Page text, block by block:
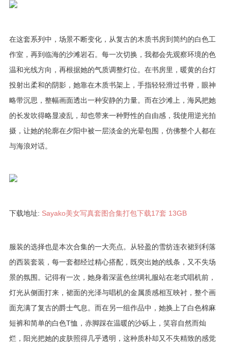
在这套系列中，场景不断变化，从复古的木质书房到简约的白色工
作室，再到临海的沙滩岩石。每一次切换，我都会先观察环境的色
温和光线方向，再根据她的气质调整灯位。在书房里，暖黄的台灯
投射出柔和的阴影，她靠在木质书架上，手指轻轻滑过书脊，眼神
略带沉思，整幅画面透出一种安静的力量。而在沙滩上，海风把她
的长发吹得略显凌乱，却也带来一种野性的自由感，我使用逆光拍
摄，让她的轮廓在夕阳中被一层淡金的光晕包围，仿佛整个人都在
与海浪对话。
下载地址: Sayako美女写真套图合集打包下载17套 13GB
服装的选择也是本次合集的一大亮点。从轻盈的雪纺连衣裙到利落
的西装套装，每一套都经过精心搭配，既突出她的线条，又不失场
景的氛围。记得有一次，她身着深蓝色丝绸礼服站在老式唱机前，
灯光从侧面打来，裙面的光泽与唱机的金属质感相互映衬，整个画
面充满了复古的爵士气息。而在另一组作品中，她换上了白色棉麻
短裤和简单的白色T恤，赤脚踩在温暖的沙砾上，笑容自然而灿
烂，阳光把她的皮肤照得几乎透明，这种质朴却又不失精致的感觉